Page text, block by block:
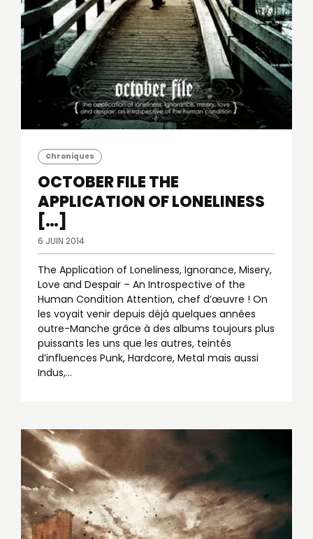
Chroniques
OCTOBER FILETHE
APPLICATION OF LONELINESS
[…]
6 JUIN 2014
The Application of Loneliness, Ignorance, Misery,
Love and Despair – An Introspective of the
Human Condition Attention, chef d’œuvre ! On
les voyait venir depuis déjà quelques années
outre-Manche grâce à des albums toujours plus
puissants les uns que les autres, teintés
d’influences Punk, Hardcore, Metal mais aussi
Indus,…